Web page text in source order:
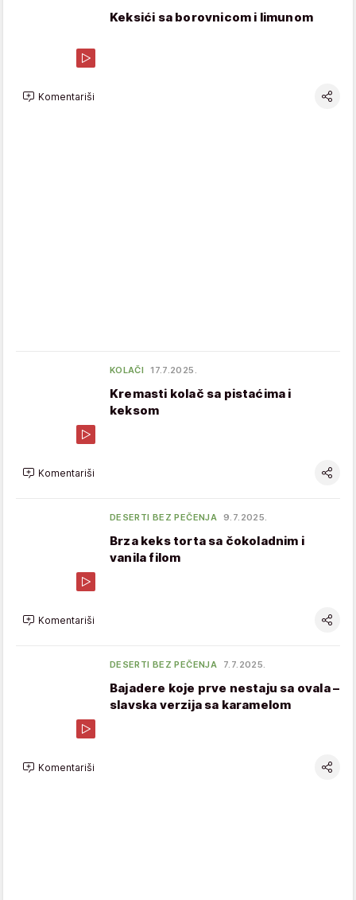
Keksići sa borovnicom i limunom
Komentariši
KOLAČI 17.7.2025.
Kremasti kolač sa pistaćima i
keksom
Komentariši
DESERTI BEZ PEČENJA 9.7.2025.
Brza keks torta sa čokoladnim i
vanila filom
Komentariši
DESERTI BEZ PEČENJA 7.7.2025.
Bajadere koje prve nestaju sa ovala –
slavska verzija sa karamelom
Komentariši